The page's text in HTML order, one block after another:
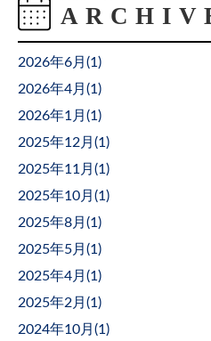
2026年6月(1 )
2026年4月(1 )
2026年1月(1 )
2025年12月(1 )
2025年11月(1 )
2025年10月(1 )
2025年8月(1 )
2025年5月(1 )
2025年4月(1 )
2025年2月(1 )
2024年10月(1 )